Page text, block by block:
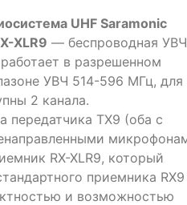
UHF Saramonic
XLR9 — беспроводная УВЧ
в разрешенном
УВЧ 514-596 МГц, для
2 канала.
передатчика TX9 (оба с
RX-XLR9, который
приемника RX9
и возможностью